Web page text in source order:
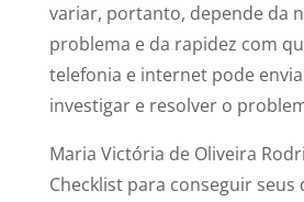
variar, portanto, depende da
problema e da rapidez com
telefonia e internet pode
investigar e resolver o
Maria Victória de Oliveira
Checklist para conseguir seus